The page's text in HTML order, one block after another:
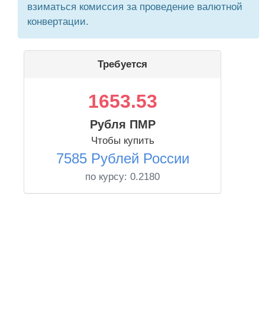
взиматься комиссия за проведение валютной
конвертации.
Требуется
1653.53
Рубля ПМР
Чтобы купить
7585 Рублей России
по курсу: 0.2180